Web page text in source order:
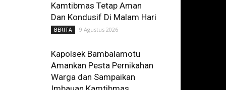
Kamtibmas Tetap Aman
Dan Kondusif Di Malam Hari
BERITA 9 Agustus 2026
Kapolsek Bambalamotu
Amankan Pesta Pernikahan
Warga dan Sampaikan